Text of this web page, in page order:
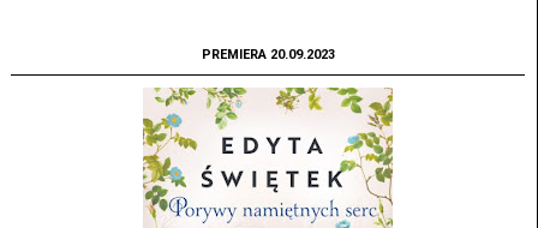
PREMIERA 20.09.2023